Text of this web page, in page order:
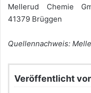
Mellerud Chemie
41379 Brüggen
Quellennachweis:
Veröffentlicht